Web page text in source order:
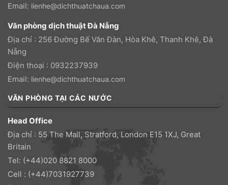
Email: lienhe@dichthuatchaua.com
Văn phòng dịch thuật Đà Nẵng
Địa chỉ : 256 Đường Bế Văn Đàn, Hòa Khê, Thanh Khê, Đà
Nẵng
Điện thoại : 0932237939
Email: lienhe@dichthuatchaua.com
VĂN PHÒNG TẠI CÁC NƯỚC
Head Office
Địa chỉ : 55 The Mall, Stratford, London E15 1XJ, Great
Britain
Tel: (+44)020 8821 8000
Cell : (+44)7031927739